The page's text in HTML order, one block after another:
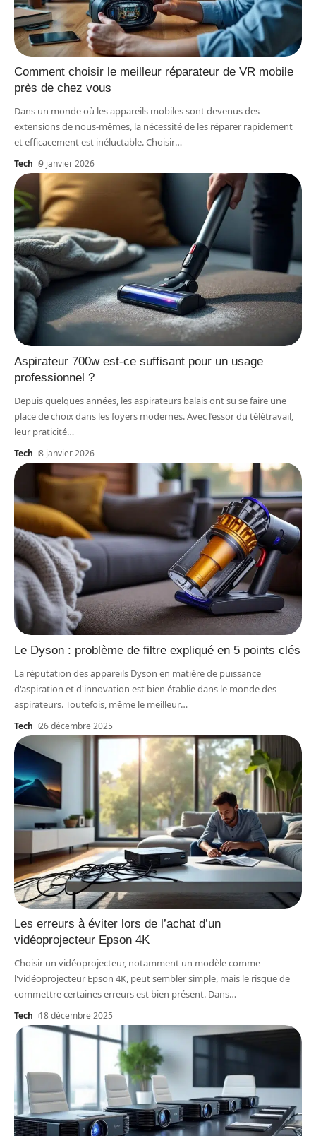
Comment choisir le meilleur réparateur de VR mobile
près de chez vous
Dans un monde où les appareils mobiles sont devenus des
extensions de nous-mêmes, la nécessité de les réparer rapidement
et efficacement est inéluctable. Choisir…
Tech 9 janvier 2026
Aspirateur 700w est-ce suffisant pour un usage
professionnel ?
Depuis quelques années, les aspirateurs balais ont su se faire une
place de choix dans les foyers modernes. Avec l’essor du télétravail,
leur praticité…
Tech 8 janvier 2026
Le Dyson : problème de filtre expliqué en 5 points clés
La réputation des appareils Dyson en matière de puissance
d'aspiration et d'innovation est bien établie dans le monde des
aspirateurs. Toutefois, même le meilleur…
Tech 26 décembre 2025
Les erreurs à éviter lors de l’achat d’un
vidéoprojecteur Epson 4K
Choisir un vidéoprojecteur, notamment un modèle comme
l'vidéoprojecteur Epson 4K, peut sembler simple, mais le risque de
commettre certaines erreurs est bien présent. Dans…
Tech 18 décembre 2025